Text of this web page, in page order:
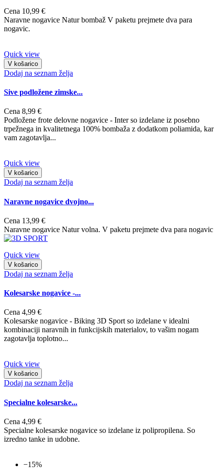
Cena 10,99 €
Naravne nogavice Natur bombaž V paketu prejmete dva para
nogavic.
Quick view
V košarico
Dodaj na seznam želja
Sive podložene zimske...
Cena 8,99 €
Podložene frote delovne nogavice - Inter so izdelane iz posebno
trpežnega in kvalitetnega 100% bombaža z dodatkom poliamida, kar
vam zagotavlja...
Quick view
V košarico
Dodaj na seznam želja
Naravne nogavice dvojno...
Cena 13,99 €
Naravne nogavice Natur volna. V paketu prejmete dva para nogavic
Quick view
V košarico
Dodaj na seznam želja
Kolesarske nogavice -...
Cena 4,99 €
Kolesarske nogavice - Biking 3D Sport so izdelane v idealni
kombinaciji naravnih in funkcijskih materialov, to vašim nogam
zagotavlja toplotno...
Quick view
V košarico
Dodaj na seznam želja
Specialne kolesarske...
Cena 4,99 €
Specialne kolesarske nogavice so izdelane iz polipropilena. So
izredno tanke in udobne.
−15%